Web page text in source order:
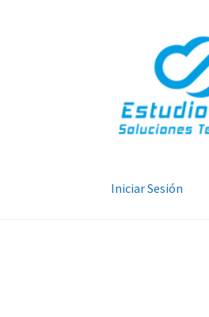
navegación
contenido
Iniciar Sesión